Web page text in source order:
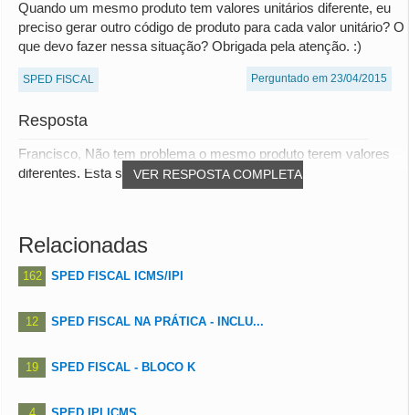
Quando um mesmo produto tem valores unitários diferente, eu
preciso gerar outro código de produto para cada valor unitário? O
que devo fazer nessa situação? Obrigada pela atenção. :)
SPED FISCAL Perguntado em 23/04/2015
Resposta
VER RESPOSTA COMPLETA
Francisco, Não tem problema o mesmo produto terem valores
diferentes. Esta situação é comum, prin...
Relacionadas
162 SPED FISCAL ICMS/IPI
12 SPED FISCAL NA PRÁTICA - INCLU...
19 SPED FISCAL - BLOCO K